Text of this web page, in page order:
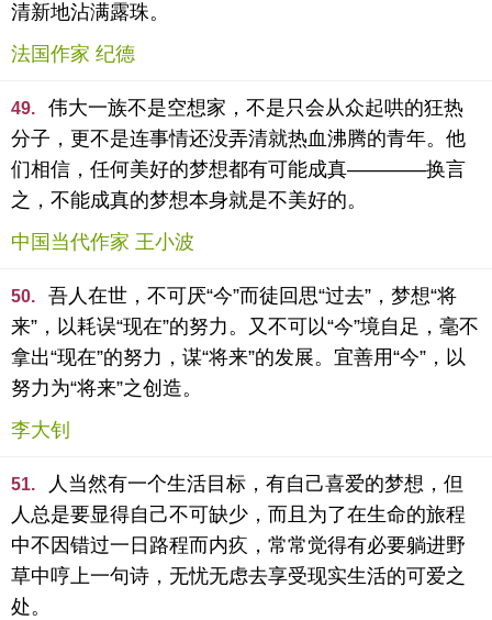
清新地沾满露珠。
法国作家 纪德
49.
伟大一族不是空想家，不是只会从众起哄的狂热
分子，更不是连事情还没弄清就热血沸腾的青年。他
们相信，任何美好的梦想都有可能成真————换言
之，不能成真的梦想本身就是不美好的。
中国当代作家 王小波
50.
吾人在世，不可厌“今”而徒回思“过去”，梦想“将
来”，以耗误“现在”的努力。又不可以“今”境自足，毫不
拿出“现在”的努力，谋“将来”的发展。宜善用“今”，以
努力为“将来”之创造。
李大钊
51.
人当然有一个生活目标，有自己喜爱的梦想，但
人总是要显得自己不可缺少，而且为了在生命的旅程
中不因错过一日路程而内疚，常常觉得有必要躺进野
草中哼上一句诗，无忧无虑去享受现实生活的可爱之
处。